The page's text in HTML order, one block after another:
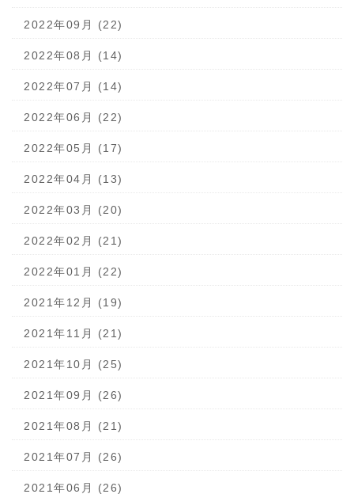
2022年09月 (22)
2022年08月 (14)
2022年07月 (14)
2022年06月 (22)
2022年05月 (17)
2022年04月 (13)
2022年03月 (20)
2022年02月 (21)
2022年01月 (22)
2021年12月 (19)
2021年11月 (21)
2021年10月 (25)
2021年09月 (26)
2021年08月 (21)
2021年07月 (26)
2021年06月 (26)